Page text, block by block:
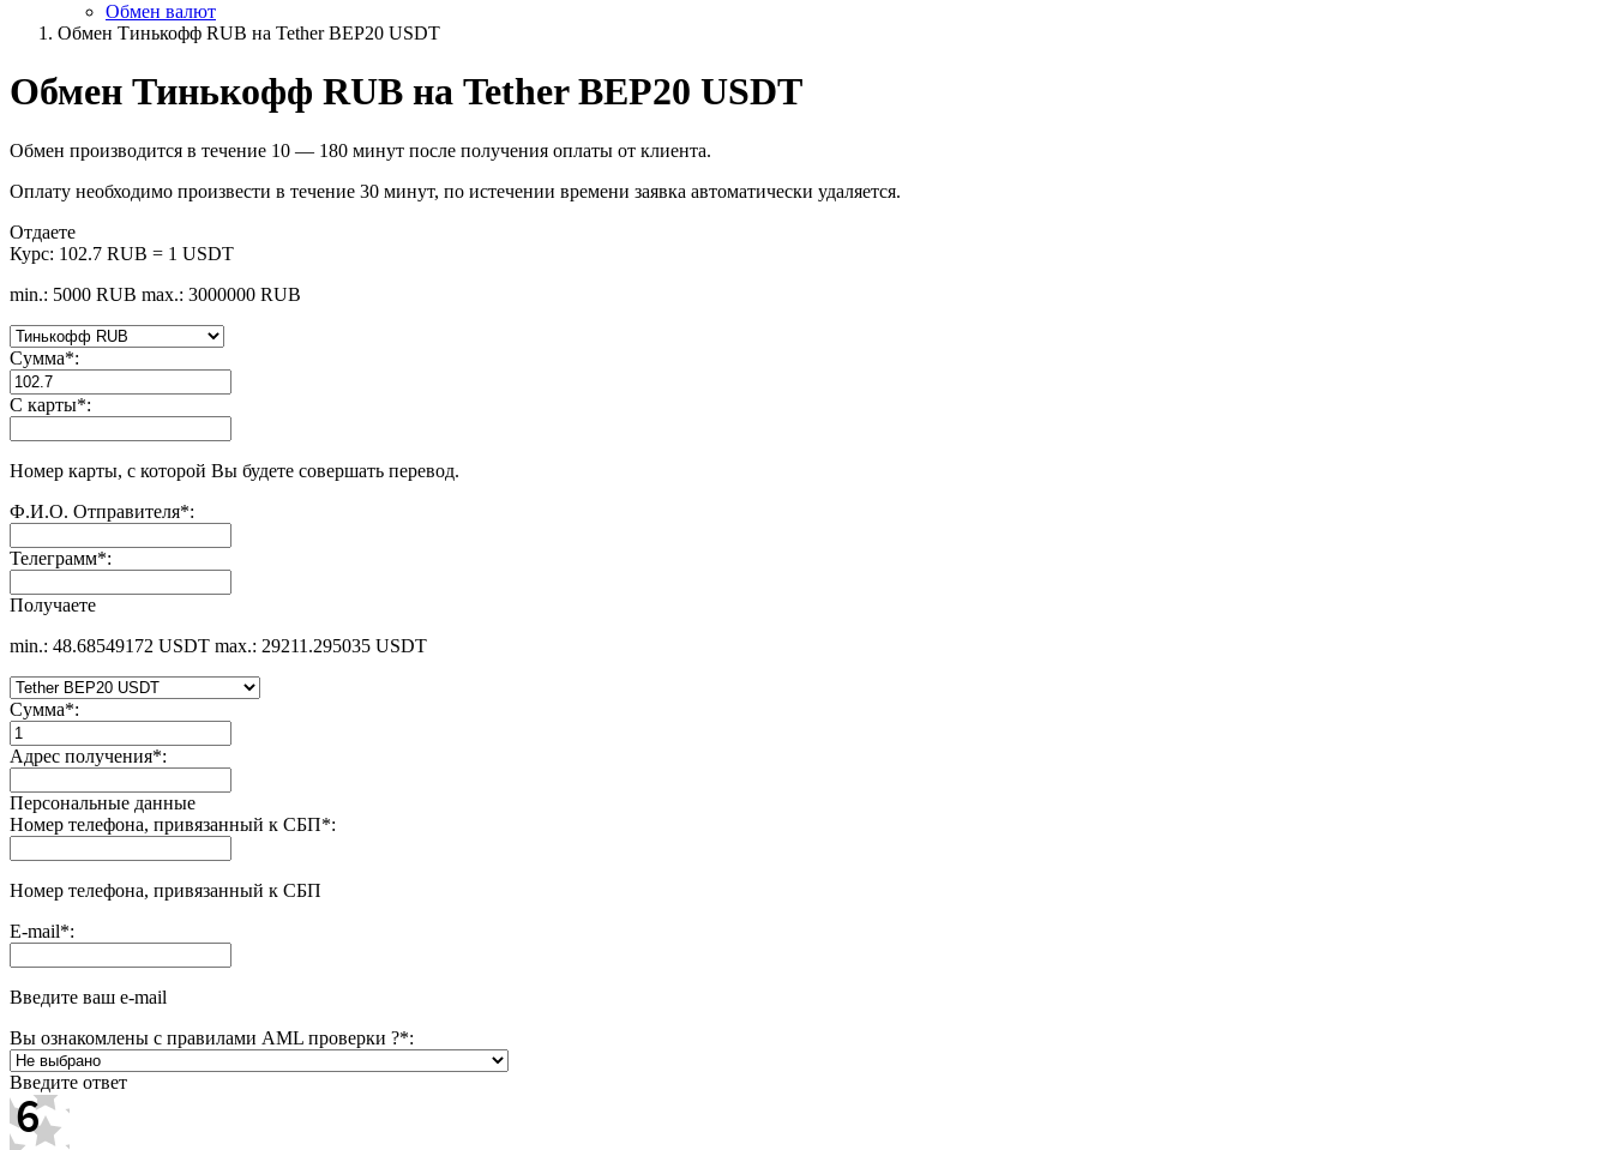
Обмен валют
Обмен Тинькофф RUB на Tether BEP20 USDT
Обмен Тинькофф RUB на Tether BEP20 USDT
Обмен производится в течение 10 — 180 минут после получения оплаты от клиента.
Оплату необходимо произвести в течение 30 минут, по истечении времени заявка автоматически удаляется.
Отдаете
Курс: 102.7 RUB = 1 USDT
min.: 5000 RUB max.: 3000000 RUB
Сумма*:
С карты*:
Номер карты, с которой Вы будете совершать перевод.
Ф.И.О. Отправителя*:
Телеграмм*:
Получаете
min.: 48.68549172 USDT max.: 29211.295035 USDT
Сумма*:
Адрес получения*:
Персональные данные
Номер телефона, привязанный к СБП*:
Номер телефона, привязанный к СБП
E-mail*:
Введите ваш e-mail
Вы ознакомлены с правилами AML проверки ?*:
Введите ответ